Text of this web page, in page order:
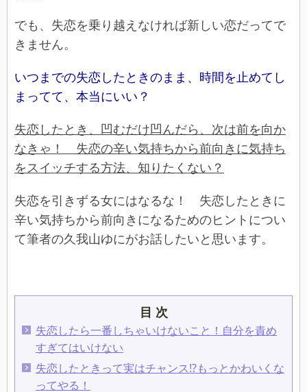
でも、失恋を乗り越えなければ新しい恋だってで
きません。
いつまでの失恋したときのまま、時間を止めてし
まってて、本当にいい？
失恋したとき、凹むだけ凹んだら、次は前を向か
なきゃ！ 失恋の辛い気持ちから前向きに気持ち
をスイッチする方法、知りたくない？
失恋を引きずる女にはなるな！ 失恋したときに
辛い気持ちから前向きになるためのヒントについ
て筆者の久我山ゆにがお話したいと思います。
目 次
失恋したら一番しちゃいけないこと！自分を責め
すぎてはいけない
失恋したときって実はチャンス⁉もっとかわいくな
ってやる！